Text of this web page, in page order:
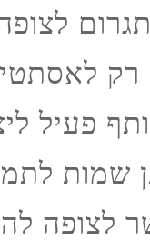
רק
פעיל
שמות
לצופה